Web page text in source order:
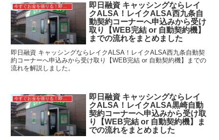
今すぐお金を借りる！即日融資キャッシング
即日融資 キャッシングならレイ
クALSA！レイクALSA西九条自
動契約コーナーへ申込みから受け
取り【WEB完結 or 自動契約機】
までの流れをまとめました
即日融資 キャッシングならレイクALSA！レイクALSA西九条自動契
約コーナーへ申込みから受け取り【WEB完結 or 自動契約機】までの
流れを解説しました。
即日融資 キャッシングならレイ
クALSA！レイクALSA黒崎自動
契約コーナーへ申込みから受け取
り【WEB完結 or 自動契約機】ま
での流れをまとめました